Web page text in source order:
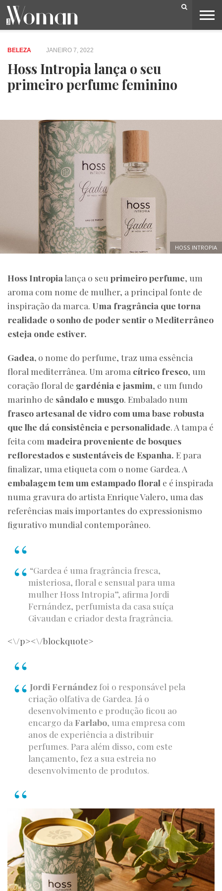
BELEZA
CAPA
LIFESTYLE
MODA
OPINIÃO
PESSOAS
SOCIEDADE
VIDEOS
BELEZA JANEIRO 7, 2022
Hoss Intropia lança o seu
primeiro perfume feminino
HOSS INTROPIA
Hoss Intropia lança o seu primeiro perfume, um
aroma com nome de mulher, a principal fonte de
inspiração da marca. Uma fragrância que torna
realidade o sonho de poder sentir o Mediterrâneo
esteja onde estiver.
Gadea, o nome do perfume, traz uma essência
floral mediterrânea. Um aroma cítrico fresco, um
coração floral de gardénia e jasmim, e um fundo
marinho de sândalo e musgo. Embalado num
frasco artesanal de vidro com uma base robusta
que lhe dá consistência e personalidade. A tampa é
feita com madeira proveniente de bosques
reflorestados e sustentáveis de Espanha. E para
finalizar, uma etiqueta com o nome Gardea. A
embalagem tem um estampado floral e é inspirada
numa gravura do artista Enrique Valero, uma das
referências mais importantes do expressionismo
figurativo mundial contemporâneo.
“Gardea é uma fragrância fresca,
misteriosa, floral e sensual para uma
mulher Hoss Intropia”, afirma Jordi
Fernández, perfumista da casa suíça
Givaudan e criador desta fragrância.
<\/p><\/blockquote>
Jordi Fernándezfoi o responsável pela
criação olfativa de Gardea. Já o
desenvolvimento e produção ficou ao
encargo da Farlabo, uma empresa com
anos de experiência a distribuir
perfumes. Para além disso, com este
lançamento, fez a sua estreia no
desenvolvimento de produtos.